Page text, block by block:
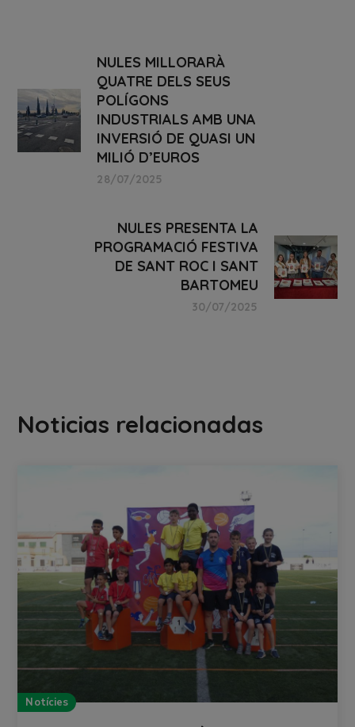
NULES MILLORARÀ
QUATRE DELS SEUS
POLÍGONS
INDUSTRIALS AMB UNA
INVERSIÓ DE QUASI UN
MILIÓ D’EUROS
28/07/2025
NULES PRESENTA LA
PROGRAMACIÓ FESTIVA
DE SANT ROC I SANT
BARTOMEU
30/07/2025
Noticias relacionadas
Notícies